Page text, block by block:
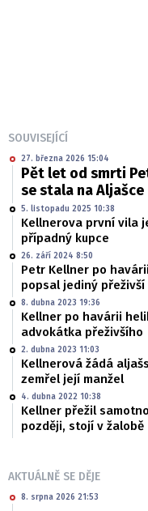
SOUVISEJÍCÍ
27. března 2026 15:04
Pět let od smrti
se stala na Aljašce
5. listopadu 2025 10:38
Kellnerova první vila
případný kupce
26. září 2024 8:50
Petr Kellner po
popsal jediný
8. dubna 2023 19:36
Kellner po havárii
advokátka přeživšího
2. dubna 2023 11:03
Kellnerová žádá
zemřel její manžel
4. dubna 2022 10:38
Kellner přežil
později, stojí v žalobě
AKTUÁLNĚ SE DĚJE
8. srpna 2026 21:53